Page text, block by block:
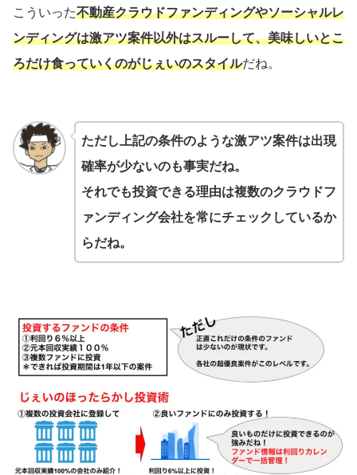
こういった不動産クラウドファンディングやソーシャルレ
ンディングは激アツ案件以外はスルーして、美味しいとこ
ろだけ食っていくのがじぇいのスタイルだね。
ただし上記の条件のような激アツ案件は出現
確率が少ないのも事実だね。
それでも投資できる理由は複数のクラウドフ
ァンディング会社を常にチェックしているか
らだね。